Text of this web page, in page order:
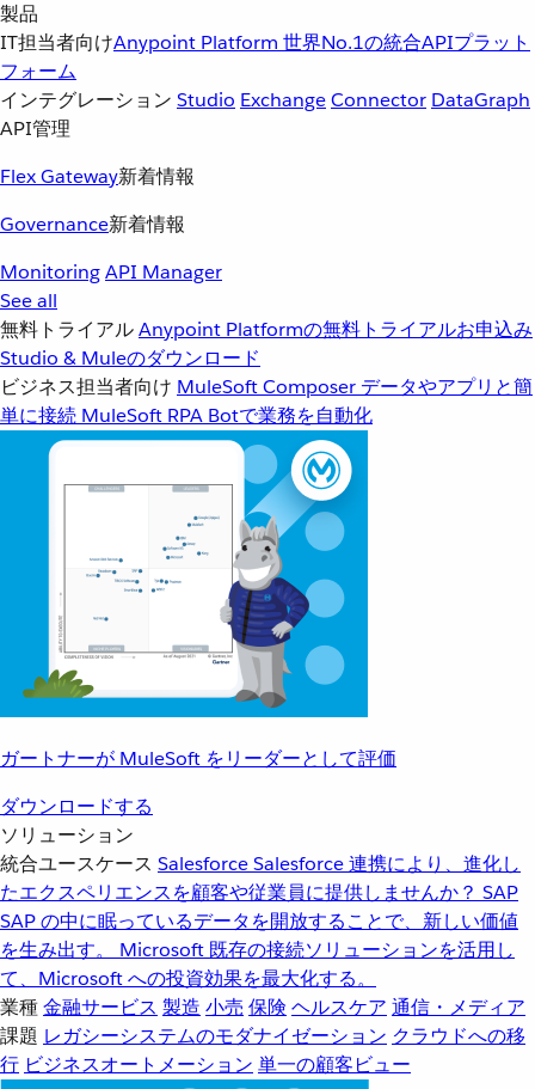
製品
IT担当者向けAnypoint Platform 世界No.1の統合APIプラット
フォーム
インテグレーション Studio ExchangeConnector DataGraph
API管理
Flex Gateway新着情報
Governance新着情報
MonitoringAPI Manager
See all
無料トライアルAnypoint Platformの無料トライアルお申込み
Studio & Muleのダウンロード
ビジネス担当者向け MuleSoft Composer データやアプリと簡
単に接続 MuleSoft RPA Botで業務を自動化
ガートナーが MuleSoft をリーダーとして評価
ダウンロードする
ソリューション
統合ユースケース SalesforceSalesforce 連携により、進化し
たエクスペリエンスを顧客や従業員に提供しませんか？ SAP
SAP の中に眠っているデータを開放することで、新しい価値
を生み出す。
Microsoft 既存の接続ソリューションを活用し
て、Microsoft への投資効果を最大化する。
業種金融サービス 製造 小売 保険 ヘルスケア 通信・メディア
課題 レガシーシステムのモダナイゼーション クラウドへの移
行 ビジネスオートメーション 単一の顧客ビュー